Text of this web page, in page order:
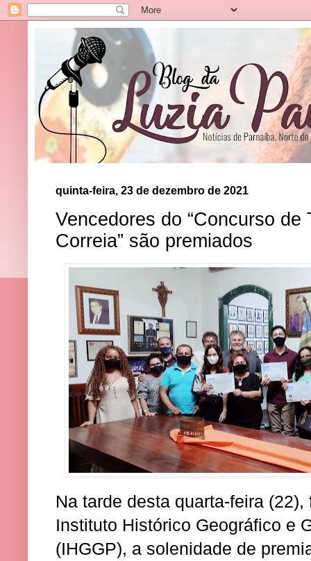
quinta-feira, 23 de dezembro de 2021
Vencedores do “Concurso
Correia” são premiados
Na tarde desta quarta-feira
Instituto Histórico Geográfico e
(IHGGP), a solenidade de